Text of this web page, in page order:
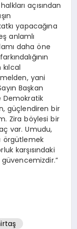
açısından
yapacağına
anlamlı
daha öne
yani
Başkan
Demokratik
güçlendiren bir
Zira böylesi bir
var. Umudu,
örgütlemek
karşısındaki